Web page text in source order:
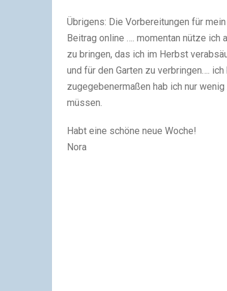
Übrigens: Die Vorbereitungen für
Beitrag online …. momentan nütze ich
zu bringen, das ich im Herbst
und für den Garten zu verbringen….
zugegebenermaßen hab ich nur
müssen.
Habt eine schöne neue Woche!
Nora